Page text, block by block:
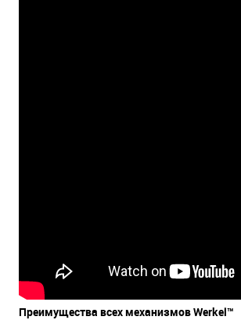
Преимущества всех механизмов Werkel™